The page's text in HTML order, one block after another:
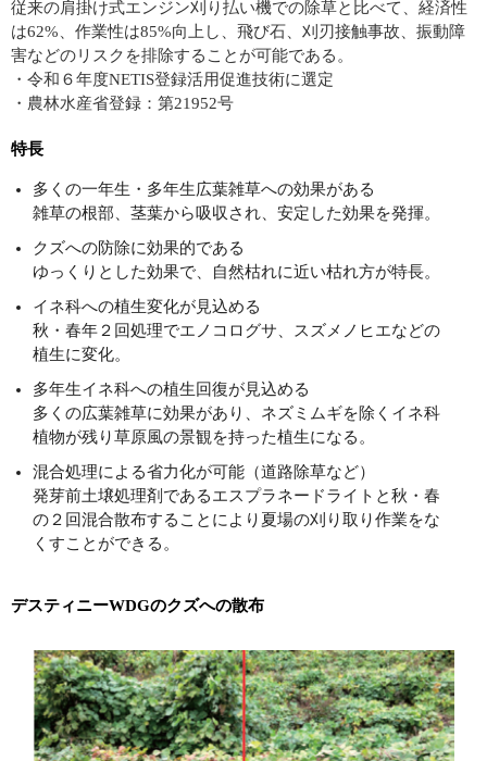
従来の肩掛け式エンジン刈り払い機での除草と比べて、経済性
は62%、作業性は85%向上し、飛び石、刈刃接触事故、振動障
害などのリスクを排除することが可能である。
・令和６年度NETIS登録活用促進技術に選定
・農林水産省登録：第21952号
特長
多くの一年生・多年生広葉雑草への効果がある
雑草の根部、茎葉から吸収され、安定した効果を発揮。
クズへの防除に効果的である
ゆっくりとした効果で、自然枯れに近い枯れ方が特長。
イネ科への植生変化が見込める
秋・春年２回処理でエノコログサ、スズメノヒエなどの
植生に変化。
多年生イネ科への植生回復が見込める
多くの広葉雑草に効果があり、ネズミムギを除くイネ科
植物が残り草原風の景観を持った植生になる。
混合処理による省力化が可能（道路除草など）
発芽前土壌処理剤であるエスプラネードライトと秋・春
の２回混合散布することにより夏場の刈り取り作業をな
くすことができる。
デスティニーWDGのクズへの散布